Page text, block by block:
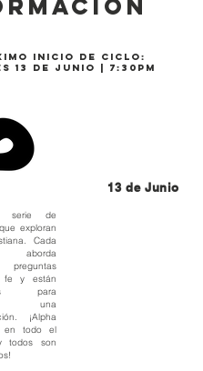
INICIO DE CICLO:
13 DE JUNIO | 7:30PM
13 de Junio
serie de
exploran
Cada
aborda
preguntas
fe y están
para
una
¡Alpha
en todo el
todos son